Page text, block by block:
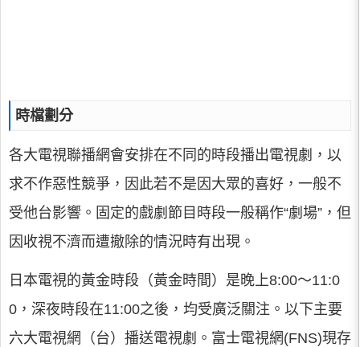
時檔劃分
各大電視聯播網會安排在不同的時段播出電視劇，以
求不作惡性競爭，因此若不是因大眾的喜好，一般不
受他台影響。固定的戲劇節目時段一般稱作“劇場”，但
因收視不濟而遭撤除的情況時有出現。
日本電視的黃金時段（黃金時間）是晚上8:00～11:0
0，深夜時段在11:00之後，均受廣泛關注。以下主要
六大電視網（台）播送電視劇。富士電視網(FNS)現存